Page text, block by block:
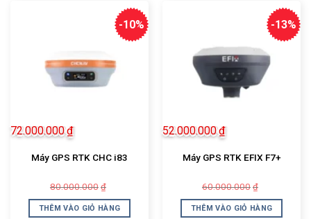
-10%
Máy GPS RTK CHC i83
80.000.000 ₫
là:
80.000.000₫.
72.000.000₫
tại
là:
THÊM VÀO GIỎ HÀNG
-13%
Máy GPS RTK EFIX F7+
60.000.000 ₫
là:
52.000.000₫
tại
là:
THÊM VÀO GIỎ HÀNG